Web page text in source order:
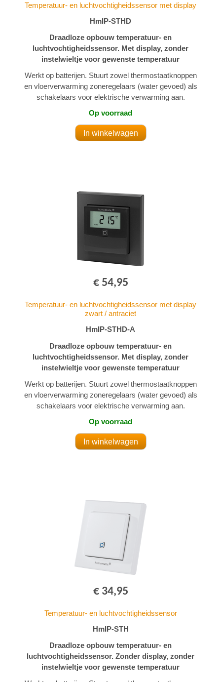
Temperatuur- en luchtvochtigheidssensor met display
HmIP-STHD
Draadloze opbouw temperatuur- en
luchtvochtigheidssensor. Met display, zonder
instelwieltje voor gewenste temperatuur
Werkt op batterijen. Stuurt zowel thermostaatknoppen
en vloerverwarming zoneregelaars (water gevoed) als
schakelaars voor elektrische verwarming aan.
Op voorraad
€ 54,95
Temperatuur- en luchtvochtigheidssensor met display
zwart / antraciet
HmIP-STHD-A
Draadloze opbouw temperatuur- en
luchtvochtigheidssensor. Met display, zonder
instelwieltje voor gewenste temperatuur
Werkt op batterijen. Stuurt zowel thermostaatknoppen
en vloerverwarming zoneregelaars (water gevoed) als
schakelaars voor elektrische verwarming aan.
Op voorraad
€ 34,95
Temperatuur- en luchtvochtigheidssensor
HmIP-STH
Draadloze opbouw temperatuur- en
luchtvochtigheidssensor. Zonder display, zonder
instelwieltje voor gewenste temperatuur